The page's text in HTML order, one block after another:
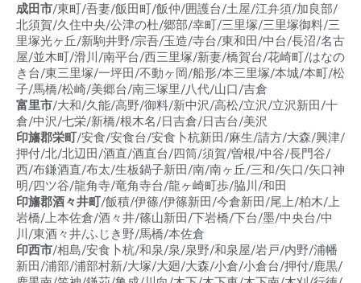
成田市/東町/吾妻/飯田町/飯仲/囲護台/土屋/江弁須/加良部/
北須賀/久住中央/公津の杜/郷部/幸町/三里塚/三里塚御料/三
里塚光ヶ丘/新駒井野/宗吾/玉造/寺台/東和田/中台/長沼/名古
屋/並木町/滑川/南平台/西三里塚/新妻/橋賀台/花崎町/はなの
き台/東三里塚/一坪田/不動ヶ岡/船形/本三里塚/本城/本町/松
子/馬橋/松崎/美郷台/南三塚里/八代/山口/吉倉
富里市/大和/久能/高野/御料/新中沢/高松/立沢/立沢新田/十
倉/中沢/七栄/新橋/根木名/日吉倉/日吉台/美沢
印旛郡栄町/安食/安食台/安食卜杭新田/麻生/請方/大森/興津/
押付/北/北辺田/酒直/酒直台/四筒/須賀/曽根/中谷/長門谷/
西/布鎌酒直/布太/生板鍋子新田/南/南ヶ丘/三和/矢口/矢口神
明/四ツ谷/龍角寺/竜角寺台/龍ヶ崎町歩/脇川/和田
印旛郡酒々井町/飯積/伊篠/伊篠新田/今倉新田/尾上/柏木/上
岩橋/上本佐倉/酒々井/篠山新田/下岩橋/下台/墨/中央台/中
川/東酒々井/ふじき野/馬橋/本佐倉
印西市/相島/安食卜杭/和泉/泉/泉野/和泉屋/岩戸/内野/浦幡
新田/浦部/浦部村新/大塚/大廻/大森/小倉/小倉台/押付/鹿黒/